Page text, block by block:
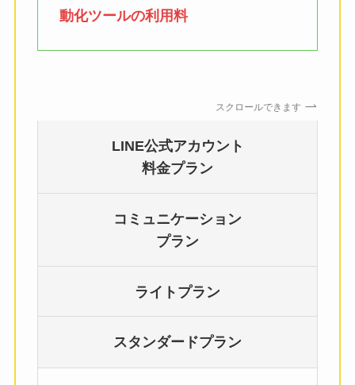
動化ツールの利用料
スクロールできます
LINE公式アカウント
料金プラン
コミュニケーション
プラン
ライトプラン
スタンダードプラン